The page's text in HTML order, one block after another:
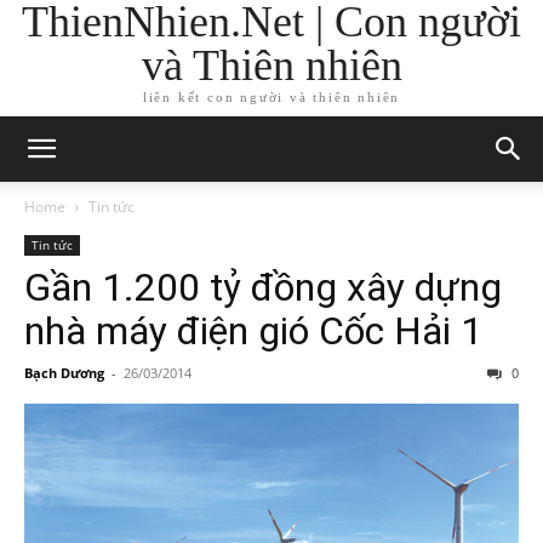
ThienNhien.Net | Con người
và Thiên nhiên
liên kết con người và thiên nhiên
Home Tin tức
Tin tức
Gần 1.200 tỷ đồng xây dựng
nhà máy điện gió Cốc Hải 1
Bạch Dương - 26/03/2014 0